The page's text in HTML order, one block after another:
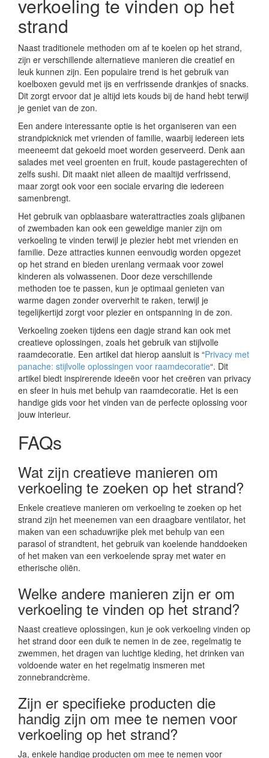
verkoeling te vinden op het
strand
Naast traditionele methoden om af te koelen op het strand,
zijn er verschillende alternatieve manieren die creatief en
leuk kunnen zijn. Een populaire trend is het gebruik van
koelboxen gevuld met ijs en verfrissende drankjes of snacks.
Dit zorgt ervoor dat je altijd iets kouds bij de hand hebt terwijl
je geniet van de zon.
Een andere interessante optie is het organiseren van een
strandpicknick met vrienden of familie, waarbij iedereen iets
meeneemt dat gekoeld moet worden geserveerd. Denk aan
salades met veel groenten en fruit, koude pastagerechten of
zelfs sushi. Dit maakt niet alleen de maaltijd verfrissend,
maar zorgt ook voor een sociale ervaring die iedereen
samenbrengt.
Het gebruik van opblaasbare waterattracties zoals glijbanen
of zwembaden kan ook een geweldige manier zijn om
verkoeling te vinden terwijl je plezier hebt met vrienden en
familie. Deze attracties kunnen eenvoudig worden opgezet
op het strand en bieden urenlang vermaak voor zowel
kinderen als volwassenen. Door deze verschillende
methoden toe te passen, kun je optimaal genieten van
warme dagen zonder oververhit te raken, terwijl je
tegelijkertijd zorgt voor plezier en ontspanning in de zon.
Verkoeling zoeken tijdens een dagje strand kan ook met
creatieve oplossingen, zoals het gebruik van stijlvolle
raamdecoratie. Een artikel dat hierop aansluit is “Privacy met
panache: stijlvolle oplossingen voor raamdecoratie“. Dit
artikel biedt inspirerende ideeën voor het creëren van privacy
en sfeer in huis met behulp van raamdecoratie. Het is een
handige gids voor het vinden van de perfecte oplossing voor
jouw interieur.
FAQs
Wat zijn creatieve manieren om
verkoeling te zoeken op het strand?
Enkele creatieve manieren om verkoeling te zoeken op het
strand zijn het meenemen van een draagbare ventilator, het
maken van een schaduwrijke plek met behulp van een
parasol of strandtent, het gebruik van koelende handdoeken
of het maken van een verkoelende spray met water en
etherische oliën.
Welke andere manieren zijn er om
verkoeling te vinden op het strand?
Naast creatieve oplossingen, kun je ook verkoeling vinden op
het strand door een duik te nemen in de zee, regelmatig te
zwemmen, het dragen van luchtige kleding, het drinken van
voldoende water en het regelmatig insmeren met
zonnebrandcrème.
Zijn er specifieke producten die
handig zijn om mee te nemen voor
verkoeling op het strand?
Ja, enkele handige producten om mee te nemen voor